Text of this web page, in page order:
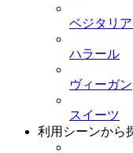
ベジタリ
ハラール
ヴィーガン
スイーツ
利用シーンから